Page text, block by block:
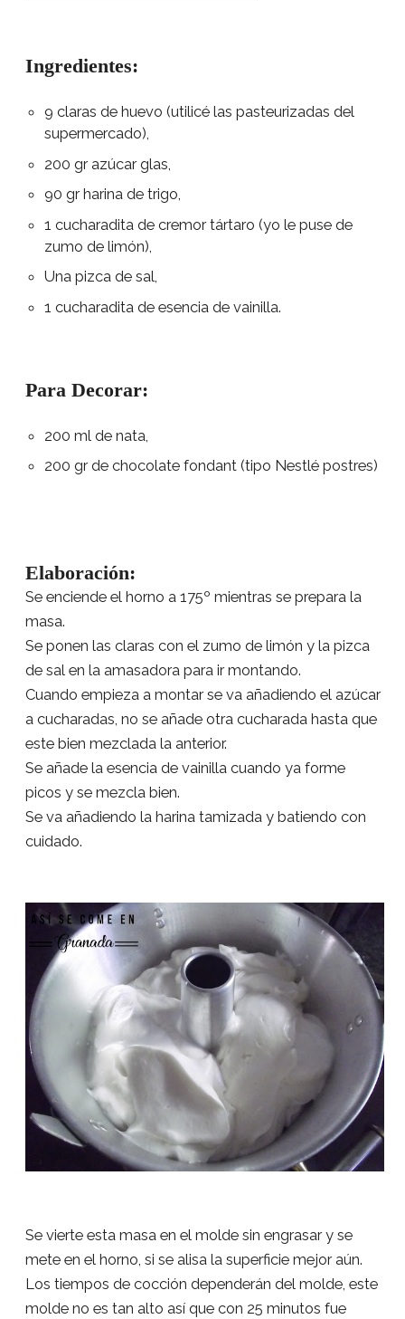
Ingredientes:
9 claras de huevo (utilicé las pasteurizadas del
supermercado),
200 gr azúcar glas,
90 gr harina de trigo,
1 cucharadita de cremor tártaro (yo le puse de
zumo de limón),
Una pizca de sal,
1 cucharadita de esencia de vainilla.
Para Decorar:
200 ml de nata,
200 gr de chocolate fondant (tipo Nestlé postres)
Elaboración:
Se enciende el horno a 175º mientras se prepara la
masa.
Se ponen las claras con el zumo de limón y la pizca
de sal en la amasadora para ir montando.
Cuando empieza a montar se va añadiendo el azúcar
a cucharadas, no se añade otra cucharada hasta que
este bien mezclada la anterior.
Se añade la esencia de vainilla cuando ya forme
picos y se mezcla bien.
Se va añadiendo la harina tamizada y batiendo con
cuidado.
Se vierte esta masa en el molde sin engrasar y se
mete en el horno, si se alisa la superficie mejor aún.
Los tiempos de cocción dependerán del molde, este
molde no es tan alto así que con 25 minutos fue